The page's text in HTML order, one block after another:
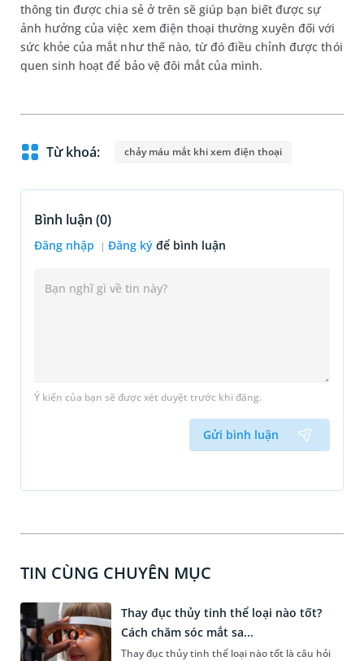
thông tin được chia sẻ ở trên sẽ giúp bạn biết được sự
ảnh hưởng của việc xem điện thoại thường xuyên đối với
sức khỏe của mắt như thế nào, từ đó điều chỉnh được thói
quen sinh hoạt để bảo vệ đôi mắt của mình.
Từ khoá: chảy máu mắt khi xem điện thoại
Bình luận (0)
Đăng nhập Đăng ký để bình luận
Ý kiến của bạn sẽ được xét duyệt trước khi đăng.
Gửi bình luận
TIN CÙNG CHUYÊN MỤC
Thay đục thủy tinh thể loại nào tốt?
Cách chăm sóc mắt sa...
Thay đục thủy tinh thể loại nào tốt là câu hỏi